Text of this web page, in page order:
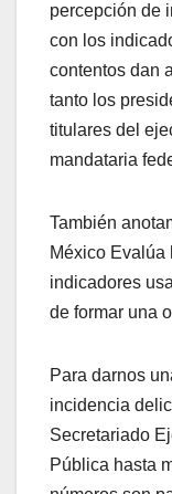
percepción de
con los
contentos dan
tanto los
titulares del
mandataria
También
México Evalúa
indicadores
de formar una
Para darnos
incidencia
Secretariado
Pública hasta